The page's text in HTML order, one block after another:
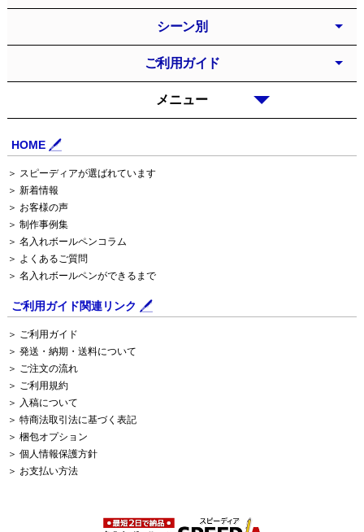
HOME
＞ スピーディアが選ばれています
＞ 新着情報
＞ お客様の声
＞ 制作事例集
＞ 名入れボールペンコラム
＞ よくあるご質問
＞ 名入れボールペンができるまで
ご利用ガイド関連リンク
＞ ご利用ガイド
＞ 発送・納期・送料について
＞ ご注文の流れ
＞ ご利用規約
＞ 入稿について
＞ 特商法取引法に基づく表記
＞ 梱包オプション
＞ 個人情報保護方針
＞ お支払い方法
メニュー
シーン別
ご利用ガイド